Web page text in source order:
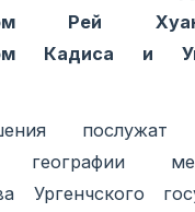
Рей
Кадиса и
послужат
географии
Ургенчского